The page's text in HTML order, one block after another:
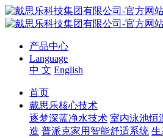
产品中心
Language
中 文 English
首页
戴思乐核心技术
逐梦深蓝净水技术 室内泳池恒
造 普派克家用智能舒适系统 生